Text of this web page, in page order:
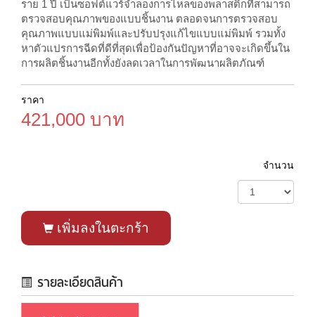
ราย 1 ปี เป็นซอฟต์แวร์จำลองการไหลของพลาสติกที่สามารถ
ตรวจสอบคุณภาพของแบบชิ้นงาน ตลอดจนการตรวจสอบ
คุณภาพแบบแม่พิมพ์และปรับปรุงแก้ไขแบบแม่พิมพ์ รวมทั้ง
หาตัวแปรการฉีดที่ดีที่สุดเพื่อป้องกันปัญหาที่อาจจะเกิดขึ้นใน
การผลิตชิ้นงานอีกทั้งยังลดเวลาในการพัฒนาผลิตภัณฑ์
ราคา
421,000 บาท
จำนวน
เพิ่มลงในตะกร้า
รายละเอียดสินค้า